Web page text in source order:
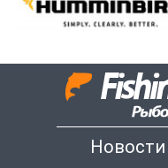
Новости